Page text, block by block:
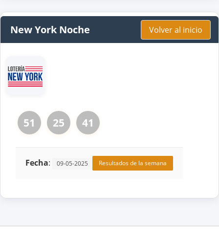
New York Noche Volver al inicio
51 25 41
Fecha: 09-05-2025 Resultados de la semana